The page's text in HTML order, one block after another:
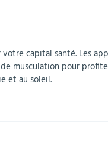
votre capital santé. Les
musculation pour
et au soleil.